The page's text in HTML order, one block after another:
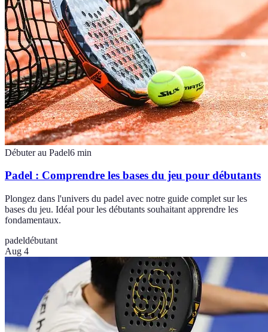
Débuter au Padel6 min
Padel : Comprendre les bases du jeu pour débutants
Plongez dans l'univers du padel avec notre guide complet sur les
bases du jeu. Idéal pour les débutants souhaitant apprendre les
fondamentaux.
padeldébutant
Aug 4